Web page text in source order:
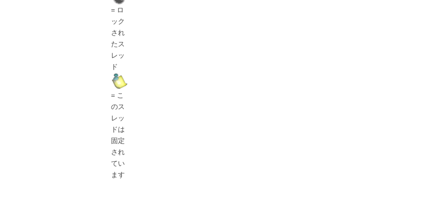
= ロ
ック
され
たス
レッ
ド
= こ
のス
レッ
ドは
固定
され
てい
ます